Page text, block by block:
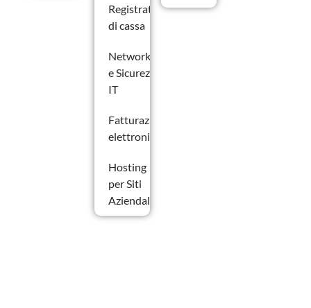
Registratori
di cassa
Networking
e Sicurezza
IT
Fatturazione
elettronica
Hosting
per Siti
Aziendali